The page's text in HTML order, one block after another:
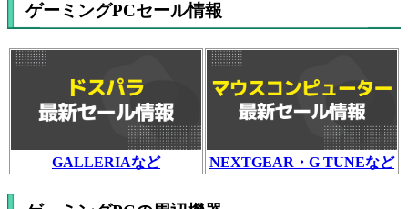
ゲーミングPCセール情報
GALLERIAなど NEXTGEAR・G TUNEなど